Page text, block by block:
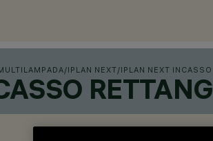
/IPLAN NEXT/IPLAN NEXT